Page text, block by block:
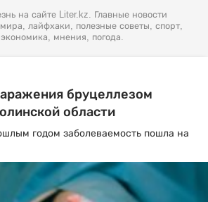
на сайте Liter.kz. Главные новости
лайфхаки, полезные советы, спорт,
мнения, погода.
бруцеллезом
области
годом заболеваемость пошла на